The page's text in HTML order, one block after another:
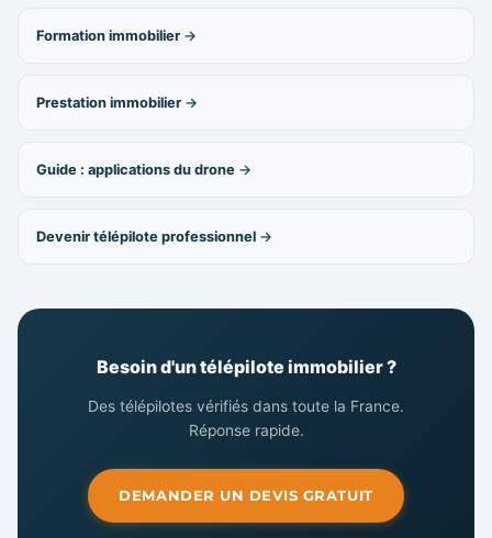
Formation immobilier
Prestation immobilier
Guide : applications du drone
Devenir télépilote professionnel
Besoin d'un télépilote immobilier ?
Des télépilotes vérifiés dans toute la France.
Réponse rapide.
DEMANDER UN DEVIS GRATUIT